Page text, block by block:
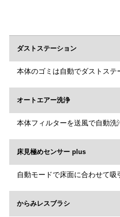
ダストステーション
本体のゴミは自動でダストステ
オートエアー洗浄
本体フィルターを送風で自動洗
床見極めセンサー plus
自動モードで床面に合わせて
からみレスブラシ